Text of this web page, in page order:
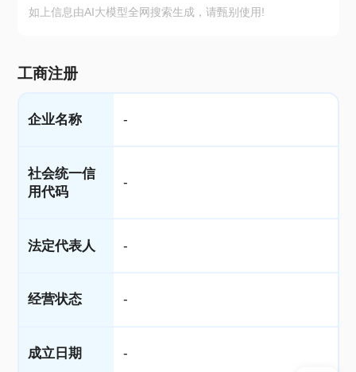
如上信息由AI大模型全网搜索生成，请甄别使用!
工商注册
企业名称 -
社会统一信
用代码
-
法定代表人 -
经营状态 -
成立日期 -